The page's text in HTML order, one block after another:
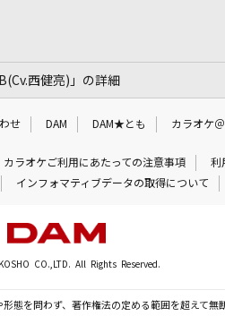
西健亮)」の詳細
せ DAM DAM★とも カラオケ＠
カラオケご利用にあたっての注意事項
利
インフォマティブデータの取得について
CO.,LTD. All Rights Reserved.
態を問わず、著作権法の定める範囲を超えて無